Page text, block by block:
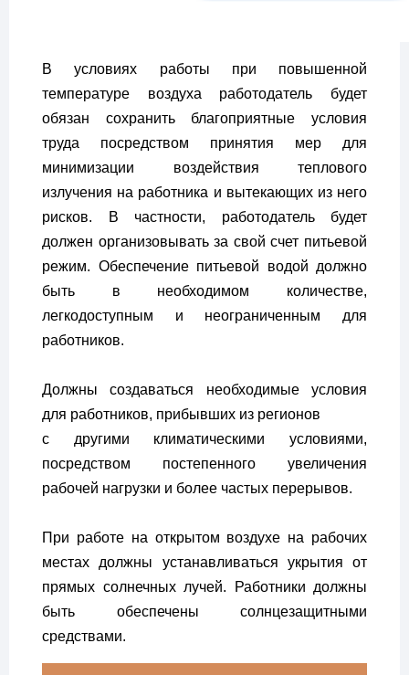
В условиях работы при повышенной
температуре воздуха работодатель будет
обязан сохранить благоприятные условия
труда посредством принятия мер для
минимизации воздействия теплового
излучения на работника и вытекающих из него
рисков. В частности, работодатель будет
должен организовывать за свой счет питьевой
режим. Обеспечение питьевой водой должно
быть в необходимом количестве,
легкодоступным и неограниченным для
работников.
Должны создаваться необходимые условия
для работников, прибывших из регионов
с другими климатическими условиями,
посредством постепенного увеличения
рабочей нагрузки и более частых перерывов.
При работе на открытом воздухе на рабочих
местах должны устанавливаться укрытия от
прямых солнечных лучей. Работники должны
быть обеспечены солнцезащитными
средствами.